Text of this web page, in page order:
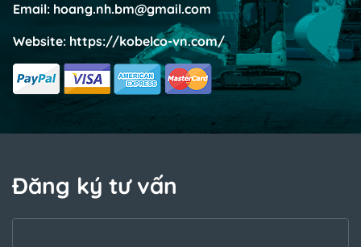
Email: hoang.nh.bm@gmail.com
Website: https://kobelco-vn.com/
Đăng ký tư vấn